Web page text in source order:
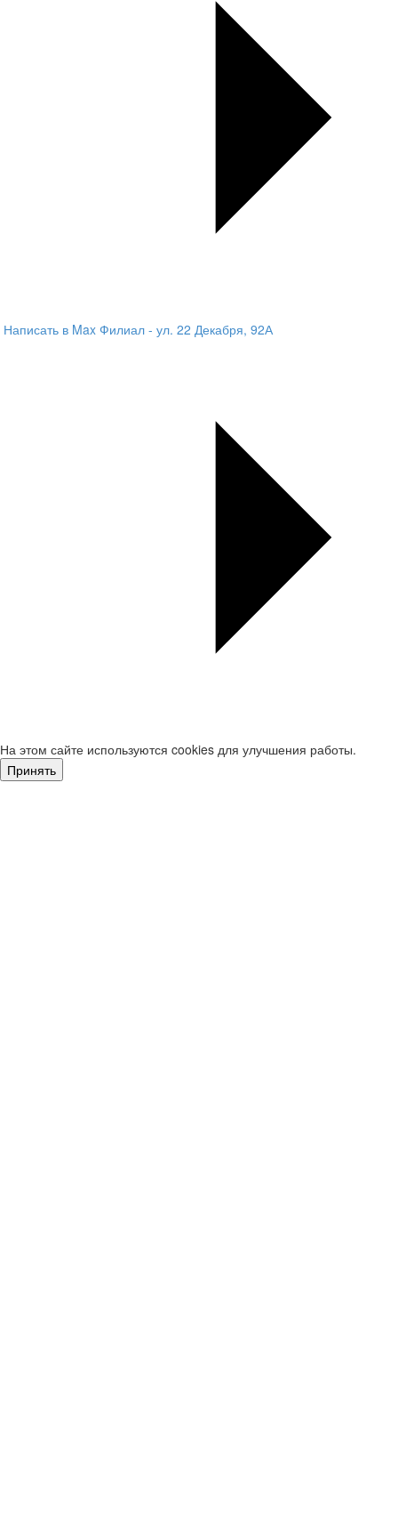
Написать в Max Филиал - ул. 22 Декабря, 92А
На этом сайте используются cookies для улучшения работы.
Принять